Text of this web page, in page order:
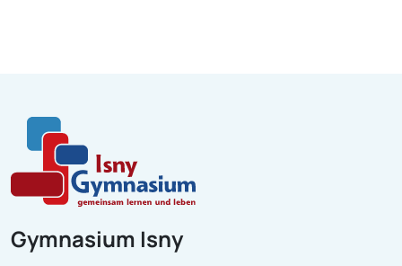
Gymnasium Isny